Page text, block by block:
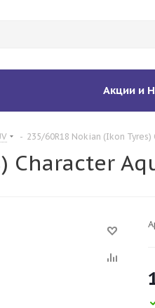
Акции и
- 235/60R18 Nokian (Ikon Tyres)